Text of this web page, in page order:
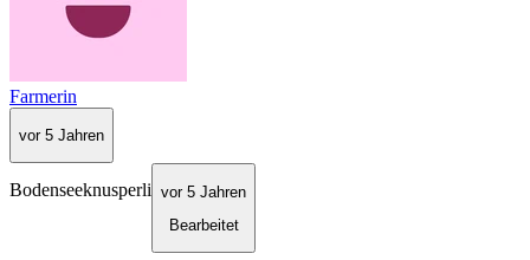
Farmerin
vor 5 Jahren
Bodenseeknusperli vor 5 Jahren
Bearbeitet